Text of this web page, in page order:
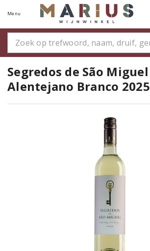
Menu
Segredos de São Miguel
Alentejano Branco 2025